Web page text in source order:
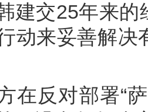
建交25年来
动来妥善解决
反对部署“萨